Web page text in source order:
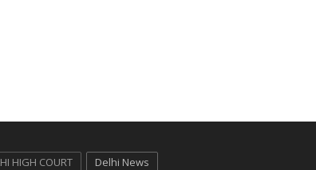
HIGH COURT
Delhi News